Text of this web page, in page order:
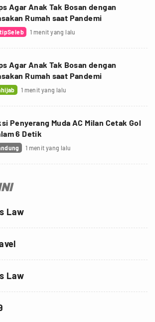
Agar Anak Tak Bosan dengan
Rumah saat Pandemi
1 menit yang lalu
Agar Anak Tak Bosan dengan
Rumah saat Pandemi
1 menit yang lalu
Penyerang Muda AC Milan Cetak Gol
6 Detik
1 menit yang lalu
Law
Law